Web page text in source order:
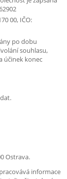
00, IČO:
po dobu
souhlasu,
účinek konec
Ostrava.
informace